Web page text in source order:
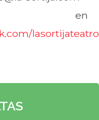
en
lasortijateatro